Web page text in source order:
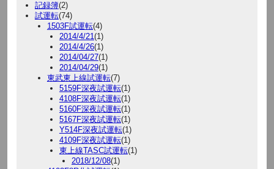
記録簿(2)
試運転(74)
1503F試運転(4)
2014/4/21(1)
2014/4/26(1)
2014/04/27(1)
2014/04/29(1)
東武東上線試運転(7)
5159F深夜試運転(1)
4108F深夜試運転(1)
5160F深夜試運転(1)
5167F深夜試運転(1)
Y514F深夜試運転(1)
4109F深夜試運転(1)
東上線TASC試運転(1)
2018/12/08(1)